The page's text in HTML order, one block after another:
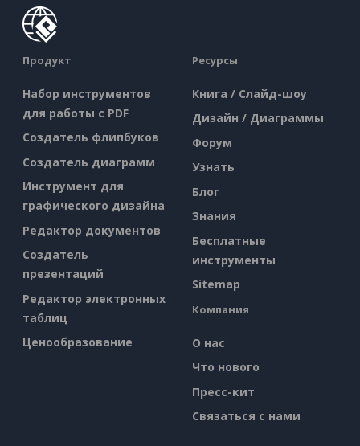
Продукт
Набор инструментов
для работы с PDF
Создатель флипбуков
Создатель диаграмм
Инструмент для
графического дизайна
Редактор документов
Создатель
презентаций
Редактор электронных
таблиц
Ценообразование
Ресурсы
Книга / Слайд-шоу
Дизайн / Диаграммы
Форум
Узнать
Блог
Знания
Бесплатные
инструменты
Sitemap
Компания
О нас
Что нового
Пресс-кит
Связаться с нами